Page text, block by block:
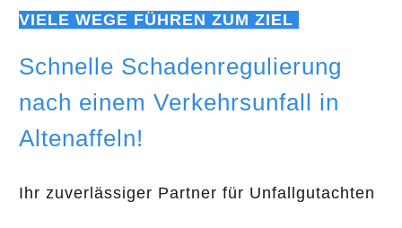
VIELE WEGE FÜHREN ZUM ZIEL
Schnelle Schadenregulierung
nach einem Verkehrsunfall in
Altenaffeln!
Ihr zuverlässiger Partner für Unfallgutachten